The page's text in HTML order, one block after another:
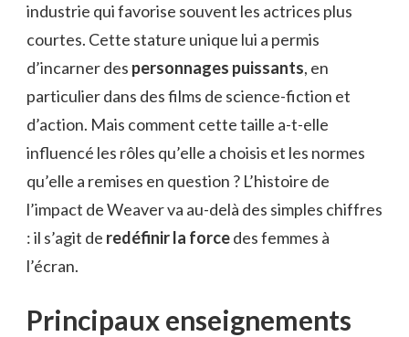
industrie qui favorise souvent les actrices plus
courtes. Cette stature unique lui a permis
d’incarner des personnages puissants, en
particulier dans des films de science-fiction et
d’action. Mais comment cette taille a-t-elle
influencé les rôles qu’elle a choisis et les normes
qu’elle a remises en question ? L’histoire de
l’impact de Weaver va au-delà des simples chiffres
: il s’agit de redéfinir la forcedes femmes à
l’écran.
Principaux enseignements